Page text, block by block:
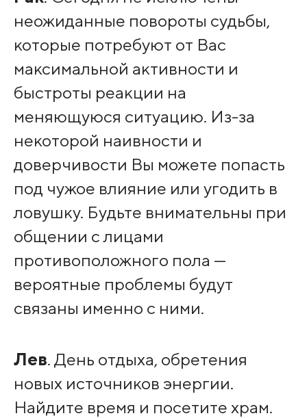
неожиданные повороты судьбы,
которые потребуют от Вас
максимальной активности и
быстроты реакции на
меняющуюся ситуацию. Из-за
некоторой наивности и
доверчивости Вы можете попасть
под чужое влияние или угодить в
ловушку. Будьте внимательны при
общении с лицами
противоположного пола —
вероятные проблемы будут
связаны именно с ними.
Лев. День отдыха, обретения
новых источников энергии.
Найдите время и посетите храм.